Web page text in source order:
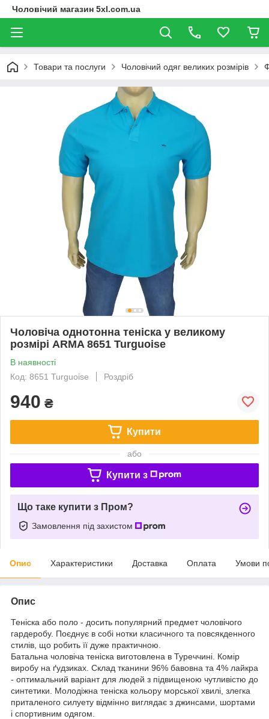
Чоловічий магазин 5xl.com.ua
Товари та послуги Чоловічий одяг великих розмірів
Чоловіча однотонна теніска у великому
розмірі ARMA 8651 Turguoise
В наявності
Код: 8651 Turguoise
Роздріб
940 ₴
Купити
або
Купити з
Що таке купити з Пром?
Замовлення під захистом
Опис Характеристики Доставка Оплата Умови
Опис
Теніска або поло - досить популярний предмет чоловічого
гардеробу. Поєднує в собі нотки класичного та повсякденного
стилів, що робить її дуже практичною.
Батальна чоловіча теніска виготовлена в Туреччині. Комір
виробу на ґудзиках. Склад тканини 96% бавовна та 4% лайкра
- оптимальний варіант для людей з підвищеною чутливістю до
синтетики. Молодіжна теніска кольору морської хвилі, злегка
приталеного силуету відмінно виглядає з джинсами, шортами
і спортивним одягом.